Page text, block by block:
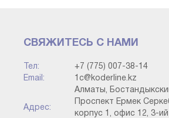
СВЯЖИТЕСЬ С НАМИ
Тел:
+7 (775) 007-38-14
Email:
1c@koderline.kz
Адрес:
Алматы,
Проспект Ермек
корпус 1, офис 12, 3-